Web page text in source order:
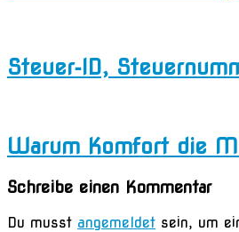
Steuer‑ID,
Warum Komfort die
Schreibe einen Kommentar
Du musst angemeldet sein, um